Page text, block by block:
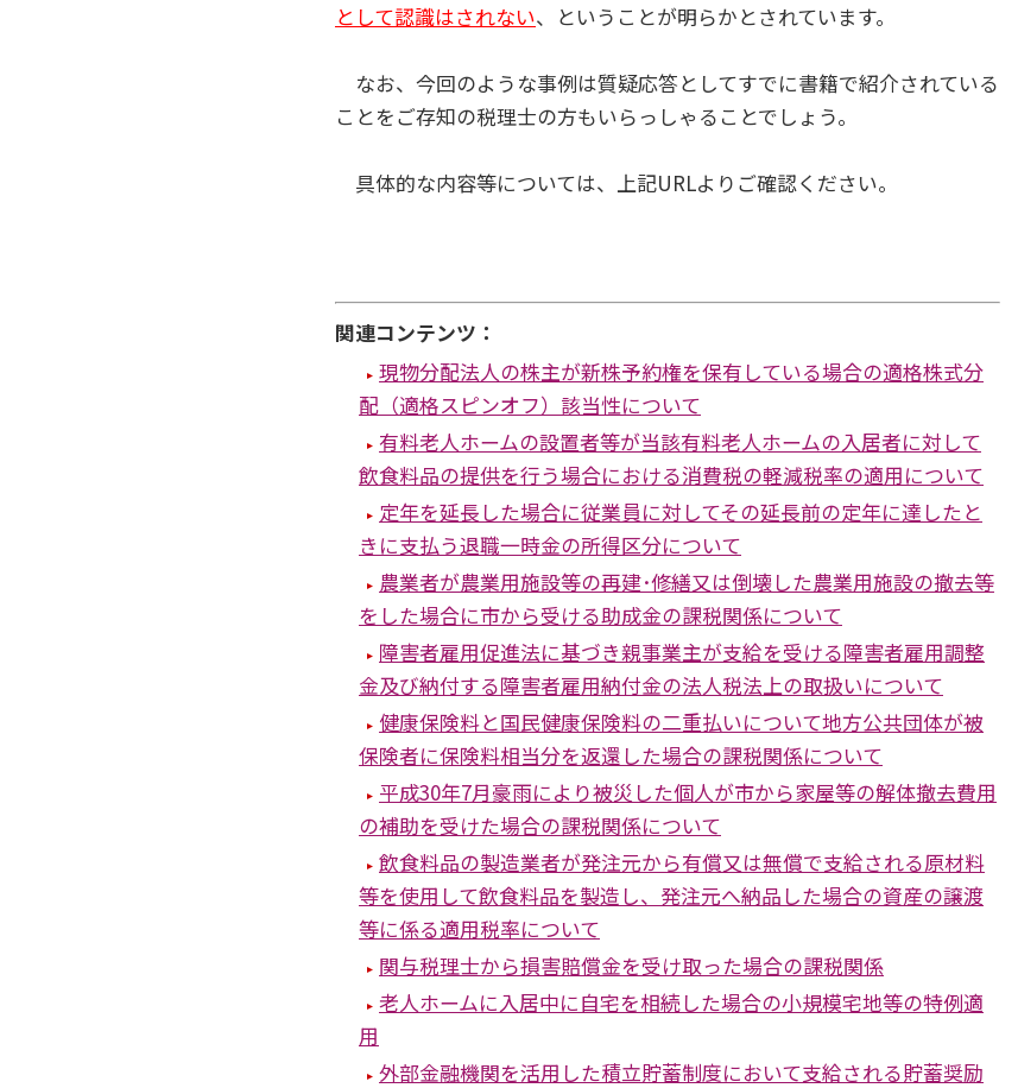
として認識はされない、ということが明らかとされています。
なお、今回のような事例は質疑応答としてすでに書籍で紹介されている
ことをご存知の税理士の方もいらっしゃることでしょう。
具体的な内容等については、上記URLよりご確認ください。
関連コンテンツ：
現物分配法人の株主が新株予約権を保有している場合の適格株式分
配（適格スピンオフ）該当性について
有料老人ホームの設置者等が当該有料老人ホームの入居者に対して
飲食料品の提供を行う場合における消費税の軽減税率の適用について
定年を延長した場合に従業員に対してその延長前の定年に達したと
きに支払う退職一時金の所得区分について
農業者が農業用施設等の再建･修繕又は倒壊した農業用施設の撤去等
をした場合に市から受ける助成金の課税関係について
障害者雇用促進法に基づき親事業主が支給を受ける障害者雇用調整
金及び納付する障害者雇用納付金の法人税法上の取扱いについて
健康保険料と国民健康保険料の二重払いについて地方公共団体が被
保険者に保険料相当分を返還した場合の課税関係について
平成30年7月豪雨により被災した個人が市から家屋等の解体撤去費用
の補助を受けた場合の課税関係について
飲食料品の製造業者が発注元から有償又は無償で支給される原材料
等を使用して飲食料品を製造し、発注元へ納品した場合の資産の譲渡
等に係る適用税率について
関与税理士から損害賠償金を受け取った場合の課税関係
老人ホームに入居中に自宅を相続した場合の小規模宅地等の特例適
用
外部金融機関を活用した積立貯蓄制度において支給される貯蓄奨励